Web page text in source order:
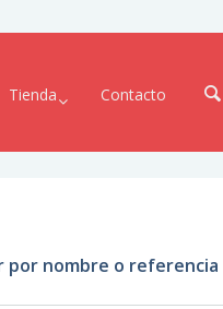
Tienda Contacto
por nombre o referencia